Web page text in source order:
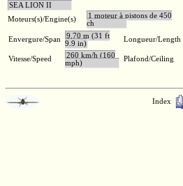
SEA LION II
Moteurs(s)/Engine(s)
1 moteur à pistons de 450
ch
Envergure/Span
9,70 m (31 ft
9.9 in)
Longueur/Length
Vitesse/Speed
260 km/h (160
mph)
Plafond/Ceiling
Index